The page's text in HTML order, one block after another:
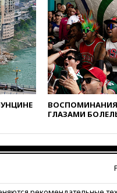
ГЛАЗАМИ